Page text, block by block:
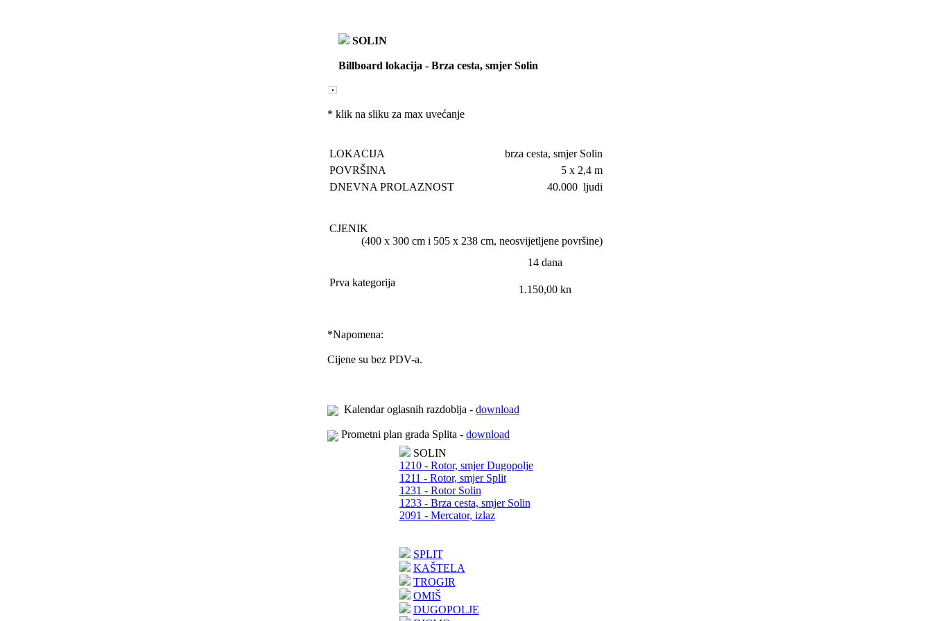
SOLIN
Billboard lokacija - Brza cesta, smjer Solin
* klik na sliku za max uvećanje
LOKACIJA
brza cesta, smjer Solin
POVRŠINA
5 x 2,4 m
DNEVNA PROLAZNOST
40.000 ljudi
CJENIK
(400 x 300 cm i 505 x 238 cm, neosvijetljene površine)
Prva kategorija
14 dana
1.150,00 kn
*Napomena:
Cijene su bez PDV-a.
Kalendar oglasnih razdoblja - download
Prometni plan grada Splita - download
SOLIN
1210 - Rotor, smjer Dugopolje
1211 - Rotor, smjer Split
1231 - Rotor Solin
1233 - Brza cesta, smjer Solin
2091 - Mercator, izlaz
SPLIT
KAŠTELA
TROGIR
OMIŠ
DUGOPOLJE